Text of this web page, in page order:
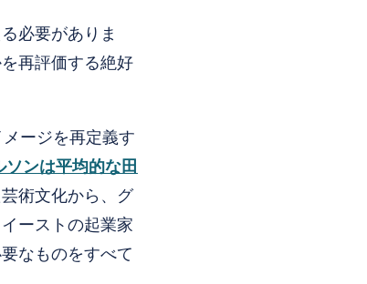
必要がありま
再評価する絶好
ージを再定義す
ンは平均的な田
術文化から、グ
ーストの起業家
なものをすべて